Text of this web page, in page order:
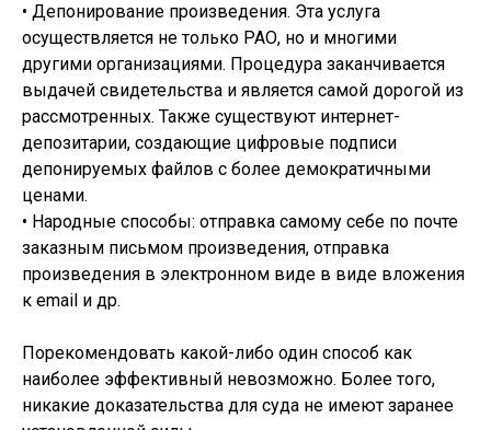
• Депонирование произведения. Эта услуга
осуществляется не только РАО, но и многими
другими организациями. Процедура заканчивается
выдачей свидетельства и является самой дорогой из
рассмотренных. Также существуют интернет-
депозитарии, создающие цифровые подписи
депонируемых файлов с более демократичными
ценами.
• Народные способы: отправка самому себе по почте
заказным письмом произведения, отправка
произведения в электронном виде в виде вложения
к email и др.
Порекомендовать какой-либо один способ как
наиболее эффективный невозможно. Более того,
никакие доказательства для суда не имеют заранее